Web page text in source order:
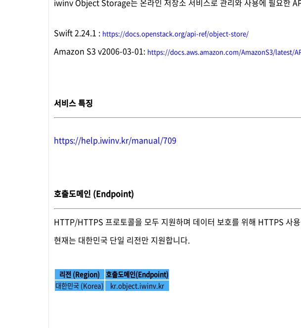
iwinv Object Storage는 온라인 저장소 서비스로 관리와 사용에 필요한
Swift 2.24.1 : https://docs.openstack.org/api-ref/object-store/
Amazon S3 v2006-03-01: https://docs.aws.amazon.com/AmazonS3/latest/
서비스 특징
https://help.iwinv.kr/manual/709
호출도메인 (Endpoint)
HTTP/HTTPS 프로토콜을 모두 지원하며 데이터 보호를 위해 HTTPS 사
현재는 대한민국 단일 리전만 지원합니다.
리전 (Region)
호출도메인(Endpoint)
대한민국 (Korea)
kr.object.iwinv.kr